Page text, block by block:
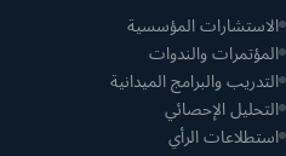
الاستشارات المؤسسية
المؤتمرات والندوات
التدريب والبرامج الميدانية
التحليل الإحصائي
استطلاعات الرأي